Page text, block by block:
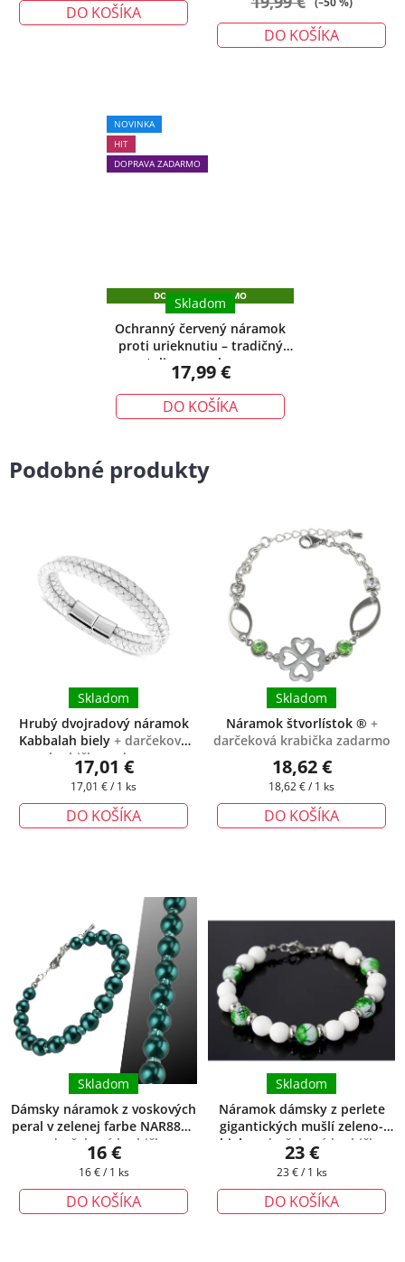
DO KOŠÍKA
DO KOŠÍKA
produktu
NOVINKA
HIT
DOPRAVA ZADARMO
DOPRAVA ZADARMO
Ochranný červený náramok
proti urieknutiu – tradičný
talizman ochrany
Skladom
17,99 €
DO KOŠÍKA
Podobné produkty
Hrubý dvojradový náramok
Kabbalah biely + darčeková
krabička zadarmo
Skladom
17,01 €
Jednotková
cena:
17,01 € / 1 ks
DO KOŠÍKA
Náramok štvorlístok ® +
darčeková krabička zadarmo
Skladom
18,62 €
Jednotková
cena:
18,62 € / 1 ks
DO KOŠÍKA
Dámsky náramok z voskových
peral v zelenej farbe NAR8806
+ darčeková krabička
zadarmo
Skladom
16 €
Jednotková
cena:
16 € / 1 ks
DO KOŠÍKA
Náramok dámsky z perlete
gigantických mušlí zeleno-
biely
+ darčeková krabička
zadarmo
Skladom
23 €
Jednotková
cena:
23 € / 1 ks
DO KOŠÍKA